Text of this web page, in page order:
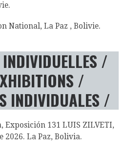
National, La Paz , Bolivie.
/
/
INDIVIDUALES /
Exposición 131 LUIS ZILVETI,
2026. La Paz, Bolivia.